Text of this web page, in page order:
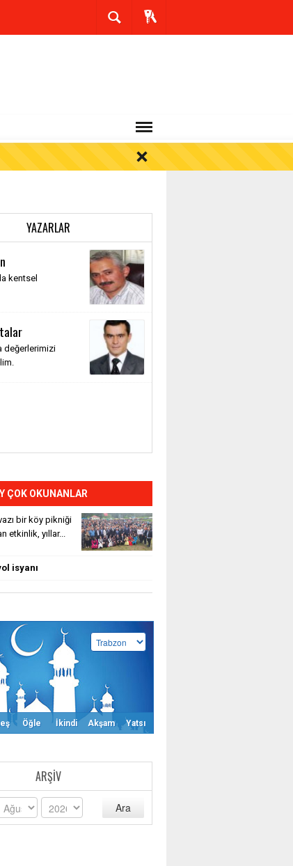
YAZARLAR
kentsel
değerlerimizi
ÇOK OKUNANLAR
bir köy pikniği
etkinlik, yıllar...
isyanı
Öğle İkindi Akşam Yatsı
ARŞIV
Ara